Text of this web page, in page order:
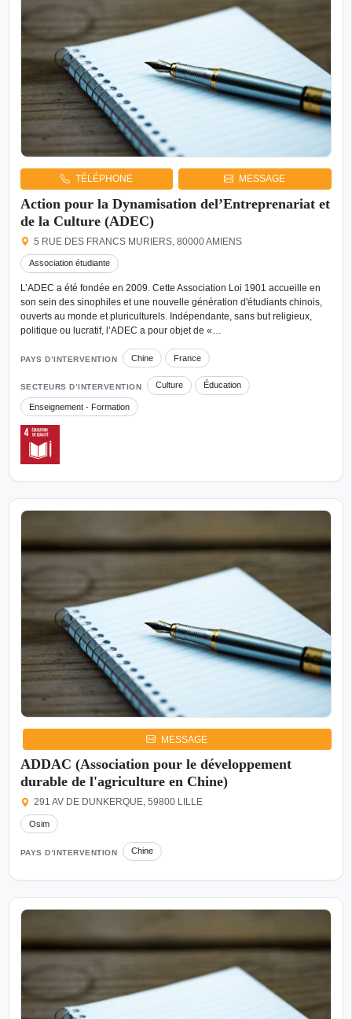
TÉLÉPHONE MESSAGE
Action pour la Dynamisation del’Entreprenariat et
de la Culture (ADEC)
5 RUE DES FRANCS MURIERS, 80000 AMIENS
Association étudiante
L’ADEC a été fondée en 2009. Cette Association Loi 1901 accueille en
son sein des sinophiles et une nouvelle génération d'étudiants chinois,
ouverts au monde et pluriculturels. Indépendante, sans but religieux,
politique ou lucratif, l’ADEC a pour objet de «…
PAYS D’INTERVENTION Chine France
SECTEURS D’INTERVENTION Culture Éducation
Enseignement - Formation
MESSAGE
ADDAC (Association pour le développement
durable de l'agriculture en Chine)
291 AV DE DUNKERQUE, 59800 LILLE
Osim
PAYS D’INTERVENTION Chine